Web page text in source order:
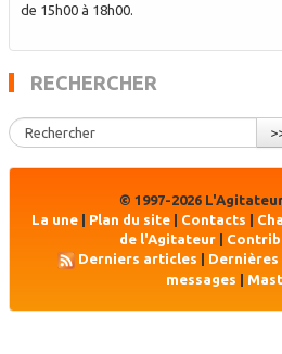
de 15h00 à 18h00.
RECHERCHER
© 1997-2026
La une | Plan du site | Contacts |
de l'Agitateur|
Derniers articles
Dernières
messages